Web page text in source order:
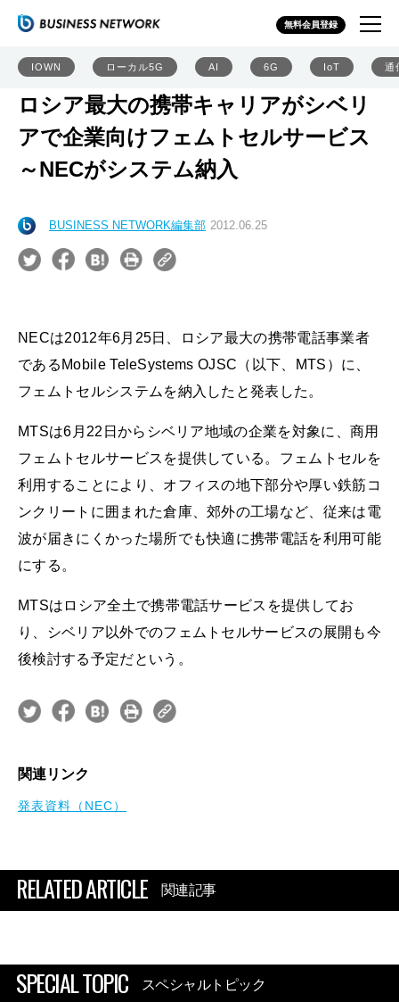
無料会員登録
IOWN ローカル5G AI 6G IoT 通
ロシア最大の携帯キャリアがシベリ
アで企業向けフェムトセルサービス
～NECがシステム納入
BUSINESS NETWORK編集部 2012.06.25
NECは2012年6月25日、ロシア最大の携帯電話事業者
であるMobile TeleSystems OJSC（以下、MTS）に、
フェムトセルシステムを納入したと発表した。
MTSは6月22日からシベリア地域の企業を対象に、商用
フェムトセルサービスを提供している。フェムトセルを
利用することにより、オフィスの地下部分や厚い鉄筋コ
ンクリートに囲まれた倉庫、郊外の工場など、従来は電
波が届きにくかった場所でも快適に携帯電話を利用可能
にする。
MTSはロシア全土で携帯電話サービスを提供してお
り、シベリア以外でのフェムトセルサービスの展開も今
後検討する予定だという。
関連リンク
発表資料（NEC）
RELATED ARTICLE 関連記事
SPECIAL TOPIC スペシャルトピック